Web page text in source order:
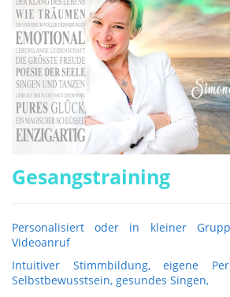
Gesangstraining
Personalisiert oder in kleiner
Videoanruf
Intuitiver Stimmbildung, eigene
Selbstbewusstsein, gesundes Singen,